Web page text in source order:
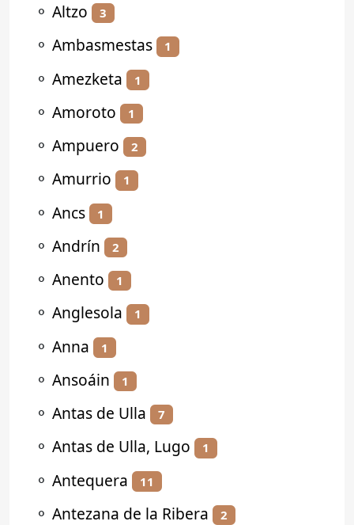
⚬ Altzo 3
⚬ Ambasmestas 1
⚬ Amezketa 1
⚬ Amoroto 1
⚬ Ampuero 2
⚬ Amurrio 1
⚬ Ancs 1
⚬ Andrín 2
⚬ Anento 1
⚬ Anglesola 1
⚬ Anna 1
⚬ Ansoáin 1
⚬ Antas de Ulla 7
⚬ Antas de Ulla, Lugo 1
⚬ Antequera 11
⚬ Antezana de la Ribera 2